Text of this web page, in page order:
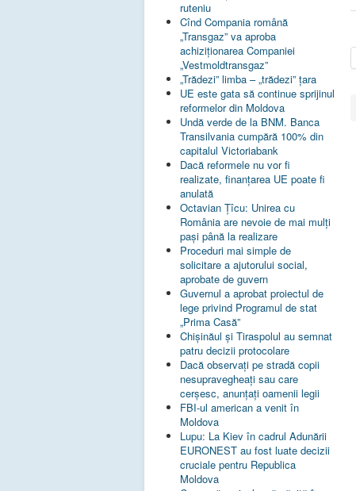
ruteniu
Cînd Compania română
„Transgaz” va aproba
achiziționarea Companiei
„Vestmoldtransgaz”
„Trădezi” limba – „trădezi” țara
UE este gata să continue sprijinul
reformelor din Moldova
Undă verde de la BNM. Banca
Transilvania cumpără 100% din
capitalul Victoriabank
Dacă reformele nu vor fi
realizate, finanţarea UE poate fi
anulată
Octavian Țîcu: Unirea cu
România are nevoie de mai mulți
pași până la realizare
Proceduri mai simple de
solicitare a ajutorului social,
aprobate de guvern
Guvernul a aprobat proiectul de
lege privind Programul de stat
„Prima Casă”
Chișinăul și Tiraspolul au semnat
patru decizii protocolare
Dacă observați pe stradă copii
nesupravegheați sau care
cerșesc, anunțați oamenii legii
FBI-ul american a venit în
Moldova
Lupu: La Kiev în cadrul Adunării
EURONEST au fost luate decizii
cruciale pentru Republica
Moldova